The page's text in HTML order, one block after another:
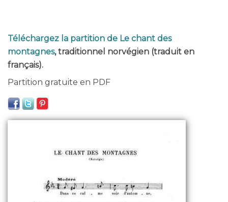
Téléchargez la partition de Le chant des
montagnes, traditionnel norvégien (traduit en
français).
Partition gratuite en PDF